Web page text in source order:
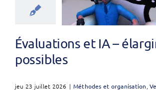
Évaluations et IA –
possibles
jeu 23 juillet 2026 | Méthodes et organisation ,